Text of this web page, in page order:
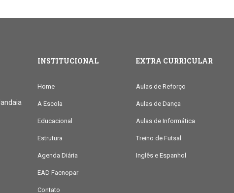
INSTITUCIONAL
Home
A Escola
Educacional
Estrutura
Agenda Diária
EAD Facnopar
Contato
EXTRA CURRICULAR
Aulas de Reforço
Aulas de Dança
Aulas de Informática
Treino de Futsal
Inglês e Espanhol